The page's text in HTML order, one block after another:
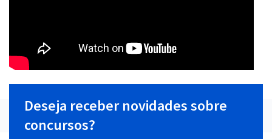
Deseja receber novidades sobre
concursos?